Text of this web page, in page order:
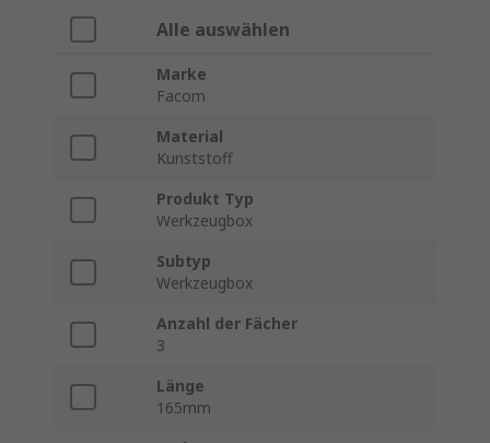
Alle auswählen
Marke
Facom
Material
Kunststoff
Produkt Typ
Werkzeugbox
Subtyp
Werkzeugbox
Anzahl der Fächer
3
Länge
165mm